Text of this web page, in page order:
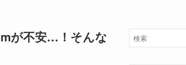
が不安…！そんな